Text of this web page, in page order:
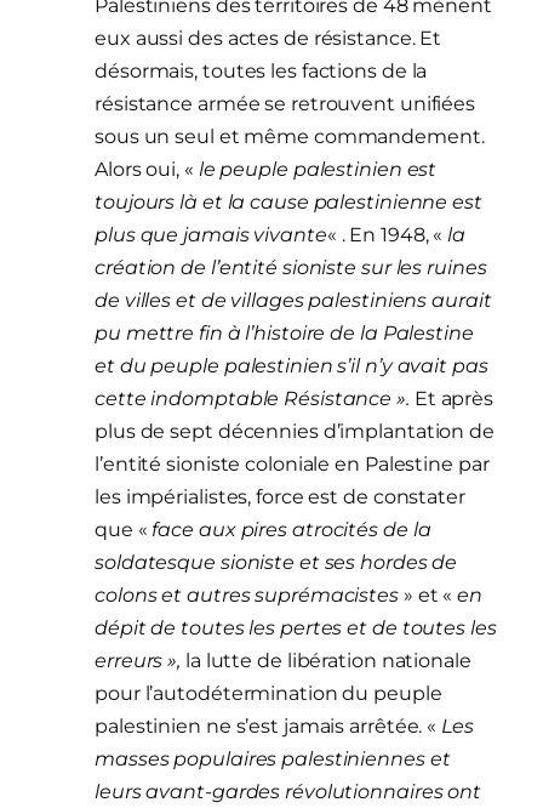
Palestiniens des territoires de 48 mènent
eux aussi des actes de résistance. Et
désormais, toutes les factions de la
résistance armée se retrouvent unifiées
sous un seul et même commandement.
Alors oui, « le peuple palestinien est
toujours là et la cause palestinienne est
plus que jamais vivante« . En 1948, «la
création de l’entité sioniste sur les ruines
de villes et de villages palestiniens aurait
pu mettre fin à l’histoire de la Palestine
et du peuple palestinien s’il n’y avait pas
cette indomptable Résistance ». Et après
plus de sept décennies d’implantation de
l’entité sioniste coloniale en Palestine par
les impérialistes, force est de constater
que « face aux pires atrocités de la
soldatesque sioniste et ses hordes de
colons et autres suprémacistes » et «en
dépit de toutes les pertes et de toutes les
erreurs », la lutte de libération nationale
pour l’autodétermination du peuple
palestinien ne s’est jamais arrêtée. « Les
masses populaires palestiniennes et
leurs avant-gardes révolutionnaires ont